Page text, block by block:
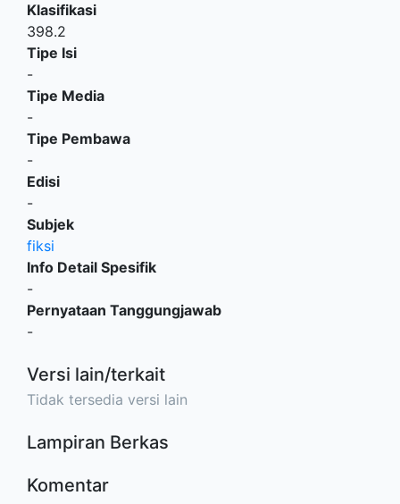
Klasifikasi
398.2
Tipe Isi
-
Tipe Media
-
Tipe Pembawa
-
Edisi
-
Subjek
fiksi
Info Detail Spesifik
-
Pernyataan Tanggungjawab
-
Versi lain/terkait
Tidak tersedia versi lain
Lampiran Berkas
Komentar